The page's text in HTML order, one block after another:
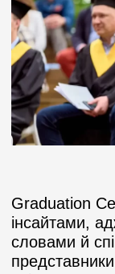
Graduation
інсайтами,
словами й